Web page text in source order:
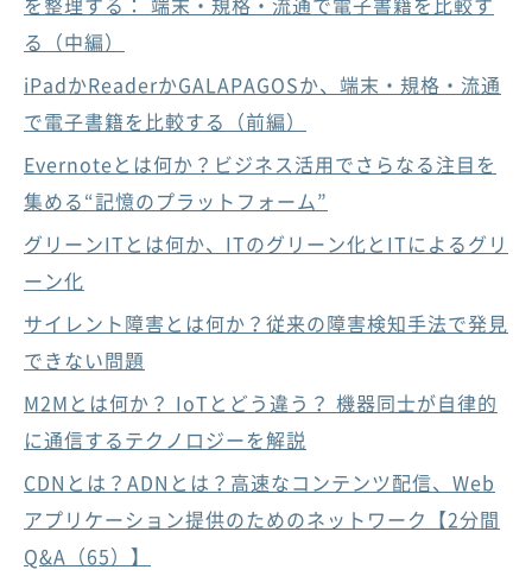
る（中編）
iPadかReaderかGALAPAGOSか、端末・規格・流通
で電子書籍を比較する（前編）
Evernoteとは何か？ビジネス活用でさらなる注目を
集める“記憶のプラットフォーム”
グリーンITとは何か、ITのグリーン化とITによるグリ
ーン化
サイレント障害とは何か？従来の障害検知手法で発見
できない問題
M2Mとは何か？ IoTとどう違う？ 機器同士が自律的
に通信するテクノロジーを解説
CDNとは？ADNとは？高速なコンテンツ配信、Web
アプリケーション提供のためのネットワーク【2分間
Q&A（65）】